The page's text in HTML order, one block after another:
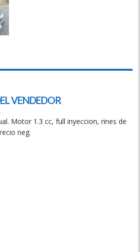
VENDEDOR
Motor 1.3 cc, full inyeccion, rines de
neg.